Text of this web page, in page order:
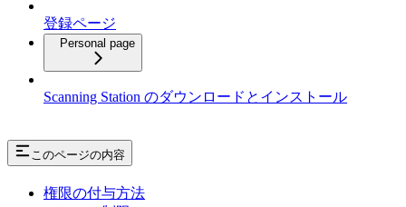
登録ページ
Personal page
Scanning Station のダウンロードとインストール
このページの内容
権限の付与方法